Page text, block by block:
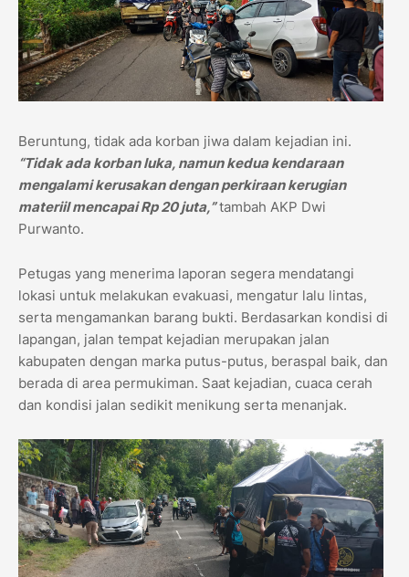
Beruntung, tidak ada korban jiwa dalam kejadian ini.
“Tidak ada korban luka, namun kedua kendaraan
mengalami kerusakan dengan perkiraan kerugian
materiil mencapai Rp 20 juta,”tambah AKP Dwi
Purwanto.
Petugas yang menerima laporan segera mendatangi
lokasi untuk melakukan evakuasi, mengatur lalu lintas,
serta mengamankan barang bukti. Berdasarkan kondisi di
lapangan, jalan tempat kejadian merupakan jalan
kabupaten dengan marka putus-putus, beraspal baik, dan
berada di area permukiman. Saat kejadian, cuaca cerah
dan kondisi jalan sedikit menikung serta menanjak.